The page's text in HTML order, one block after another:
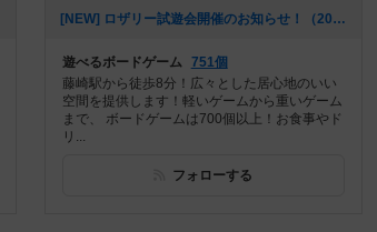
[NEW] ロザリー試遊会開催のお知らせ！（2026年06月23日 05時02分）
遊べるボードゲーム 751個
藤崎駅から徒歩8分！広々とした居心地のいい
空間を提供します！軽いゲームから重いゲーム
まで、 ボードゲームは700個以上！お食事やド
リ...
フォローする